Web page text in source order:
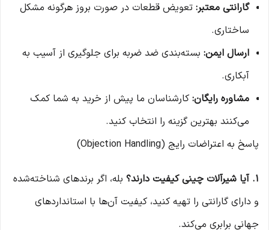
گارانتی معتبر: تعویض قطعات در صورت بروز هرگونه مشکل
ساختاری.
ارسال ایمن: بسته‌بندی ضد ضربه برای جلوگیری از آسیب به
آبکاری.
مشاوره رایگان: کارشناسان ما پیش از خرید به شما کمک
می‌کنند بهترین گزینه را انتخاب کنید.
پاسخ به اعتراضات رایج (Objection Handling)
۱. آیا شیرآلات چینی کیفیت دارند؟
بله، اگر برندهای شناخته‌شده
و دارای گارانتی را تهیه کنید، کیفیت آن‌ها با استانداردهای
جهانی برابری می‌کند.